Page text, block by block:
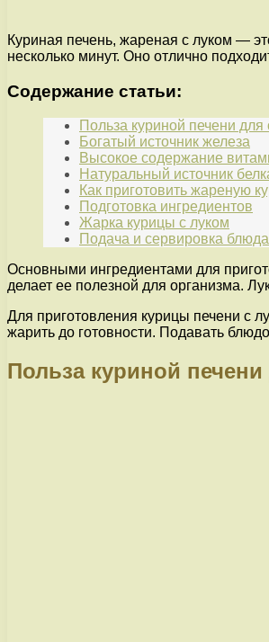
Куриная печень, жареная с луком —
несколько минут. Оно отлично
Содержание статьи:
Польза куриной печени для
Богатый источник железа
Высокое содержание
Натуральный источник
Как приготовить жареную
Подготовка ингредиентов
Жарка курицы с луком
Подача и сервировка блюда
Основными ингредиентами для
делает ее полезной для организма.
Для приготовления курицы печени с
жарить до готовности. Подавать
Польза куриной